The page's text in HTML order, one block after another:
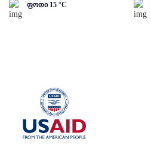
ფოთი 15 °C